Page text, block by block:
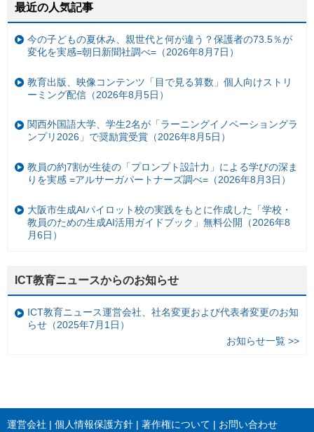
最近の人気記事
今の子どもの夏休み、親世代と何が違う？保護者の73.5％が
変化を実感=朝日新聞社調べ=（2026年8月7日）
教育出版、映像コンテンツ「目で見る算数」個人向けストリ
ーミング配信（2026年8月5日）
関西外国語大学、学生2名が「ラーニングイノベーショングラ
ンプリ2026」で奨励賞受賞（2026年8月5日）
教員の約7割が生徒の「プロンプト設計力」による学びの深ま
りを実感 =アルサーガパートナーズ調べ=（2026年8月3日）
大阪市生成AIパイロット校の実践をもとに作成した「学校・
教員のための生成AI活用ガイドブック」無料公開（2026年8
月6日）
ICT教育ニュースからのお知らせ
ICT教育ニュース運営会社、社名変更および代表者変更のお知
らせ（2025年7月1日）
お知らせ一覧 >>
運営会社 個人情報保護方針 著作権について お問い合わせ